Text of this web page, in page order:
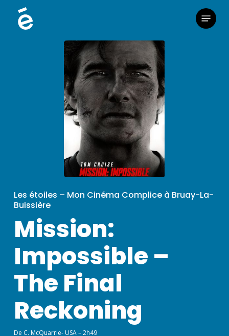
Menu
Les étoiles – Mon Cinéma Complice à Bruay-La-
Buissière
Mission:
Impossible –
The Final
Reckoning
De C. McQuarrie- USA – 2h49